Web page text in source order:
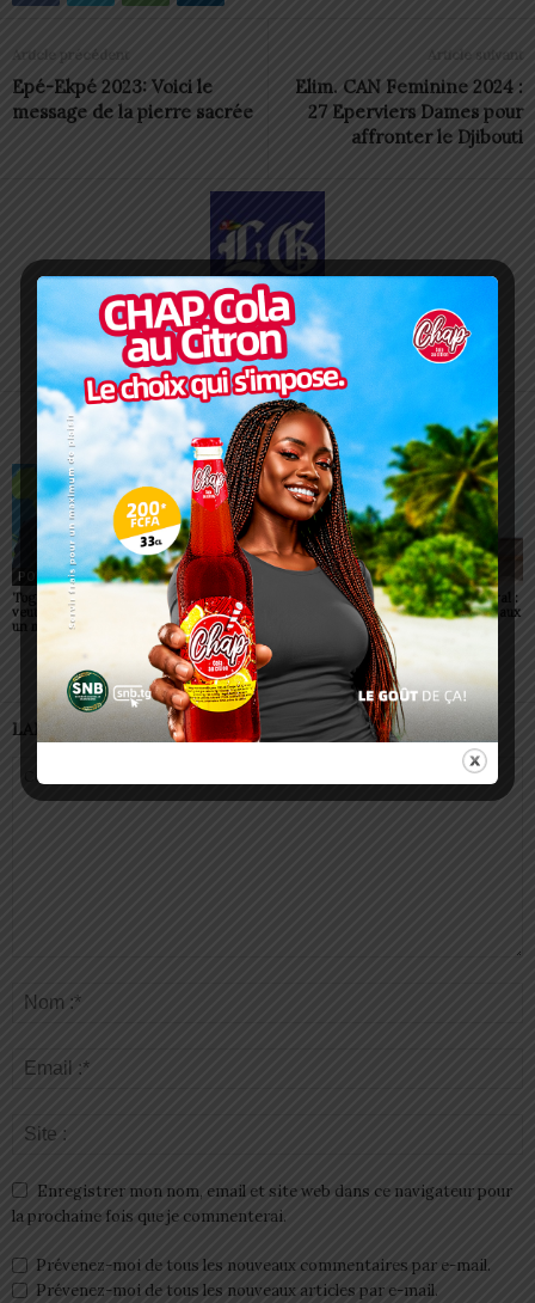
Article précédent
Epé-Ekpé 2023: Voici le
message de la pierre sacrée
Article suivant
Elim. CAN Feminine 2024 :
27 Eperviers Dames pour
affronter le Djibouti
Redaction
https://lomegraph.tg/
ARTICLES CONNEXES PLUS DE L'AUTEUR
POLITIQUE
Togo: Faure Gnassingbé
veut faire du ciel africain
un moteur de prospérité
POLITIQUE
Togo : visa supprimé pour
tous les Africains
POLITIQUE
Togo/ Corps préfectoral :
neuf nouvelles figures aux
commandes
LAISSER UN COMMENTAIRE
Enregistrer mon nom, email et site web dans ce navigateur pour
la prochaine fois que je commenterai.
Prévenez-moi de tous les nouveaux commentaires par e-mail.
Prévenez-moi de tous les nouveaux articles par e-mail.